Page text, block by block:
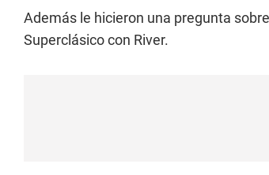
Además le hicieron una pregunta sobre
Superclásico con River.